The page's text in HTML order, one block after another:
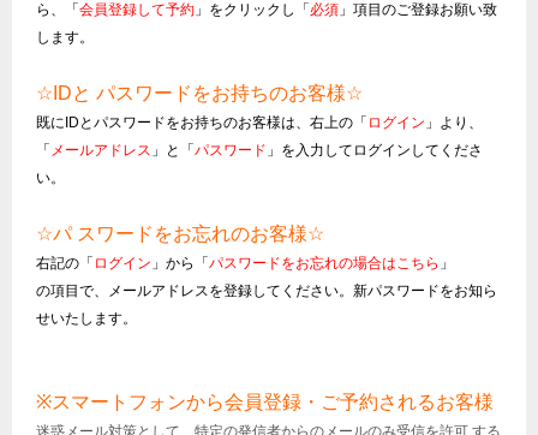
ら、「 会員登録して予約 」をクリックし 「 必須 」項目のご登録お願い致
します。
☆IDと パスワードをお持ちのお客様☆
既に ID とパスワードをお持ちのお客様は、右上の「 ログイン 」より、
「 メールアドレス 」と「 パスワード 」を入力してログインしてくださ
い。
☆パ スワードをお忘れのお客様☆
右記の「 ログイン 」から「 パスワードをお忘れの場合はこちら 」
の項目で、メールアドレスを登録してください。新パスワードをお知ら
せいたします。
※スマートフォンから会員登録・ご予約されるお客様
迷惑メール対策として、特定の発信者からのメールのみ受信を許可 する